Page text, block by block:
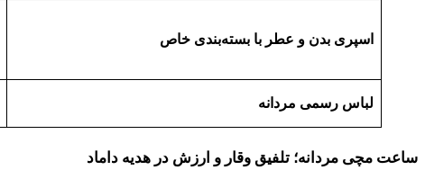
اسپری بدن و عطر با بسته‌بندی خاص
لباس رسمی مردانه
ساعت مچی مردانه؛ تلفیق وقار و ارزش در هدیه داماد